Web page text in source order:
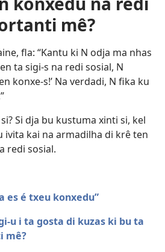
mê?
fla: “Kantu ki N odja ma nhas
ta sigi-s na redi sosial, N
konxe-s!’ Na verdadi, N fika ku
Si dja bu kustuma xinti si, kel
ivita kai na armadilha di krê ten
redi sosial.
es é txeu konxedu”
u i ta gosta di kuzas ki bu ta
mê?